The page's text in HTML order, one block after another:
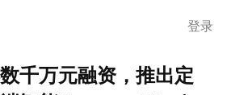
登录
千万元融资，推出定